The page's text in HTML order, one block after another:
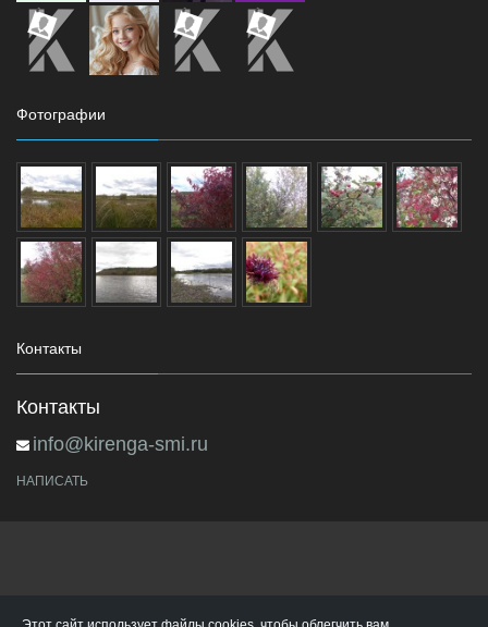
Фотографии
Контакты
Контакты
info@kirenga-smi.ru
НАПИСАТЬ